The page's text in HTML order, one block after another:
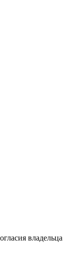
владельца